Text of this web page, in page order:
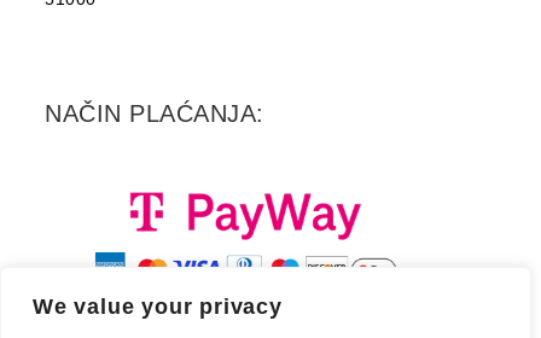
We value your privacy
NAČIN PLAĆANJA: